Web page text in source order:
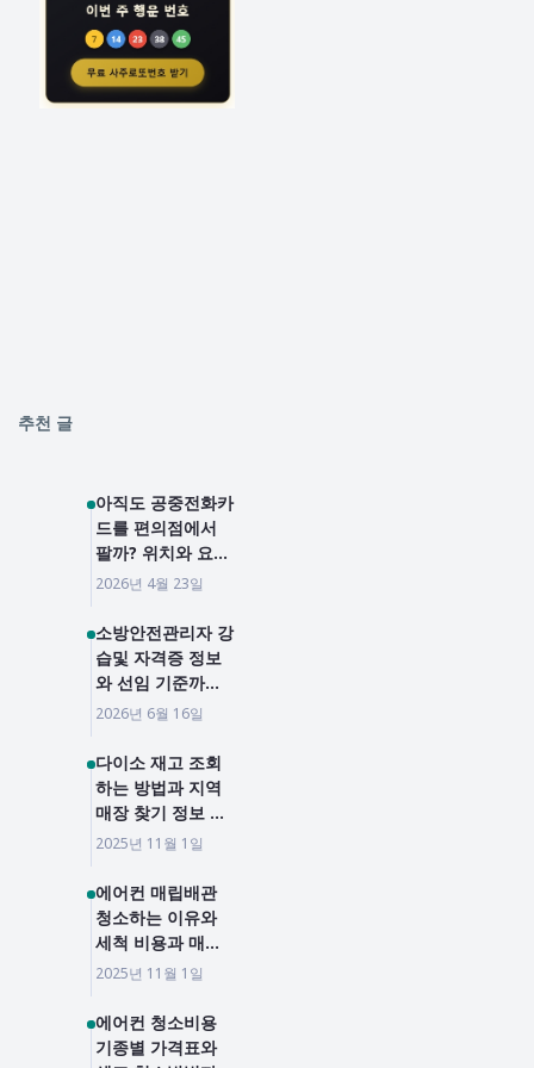
추천 글
아직도 공중전화카
드를 편의점에서
팔까? 위치와 요금
까지 단번에 총정
2026년 4월 23일
소방안전관리자 강
습및 자격증 정보
와 선임 기준까지,
2026년 정보 총정
2026년 6월 16일
다이소 재고 조회
하는 방법과 지역
매장 찾기 정보 확
인하기
2025년 11월 1일
에어컨 매립배관
청소하는 이유와
세척 비용과 매립
배관 일반배과 차
2025년 11월 1일
에어컨 청소비용
기종별 가격표와